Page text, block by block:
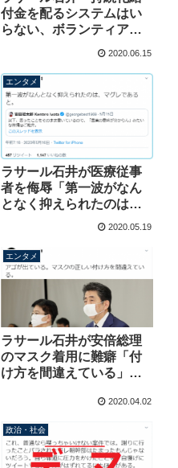
付金を配るシステムはい
らない、ボランティアで
全に仕事をなめた投稿
2020.06.15
エンタメ
ラサール石井が医療従事
者を侮辱「第一波がなん
となく抑えられたのはマ
グレであると」批判殺到
2020.05.19
エンタメ
ラサール石井が安倍総理
のマスク着用に難癖「付
け方を間違えている」→
いと逆に指摘を受ける2020.04.02
政治・社会